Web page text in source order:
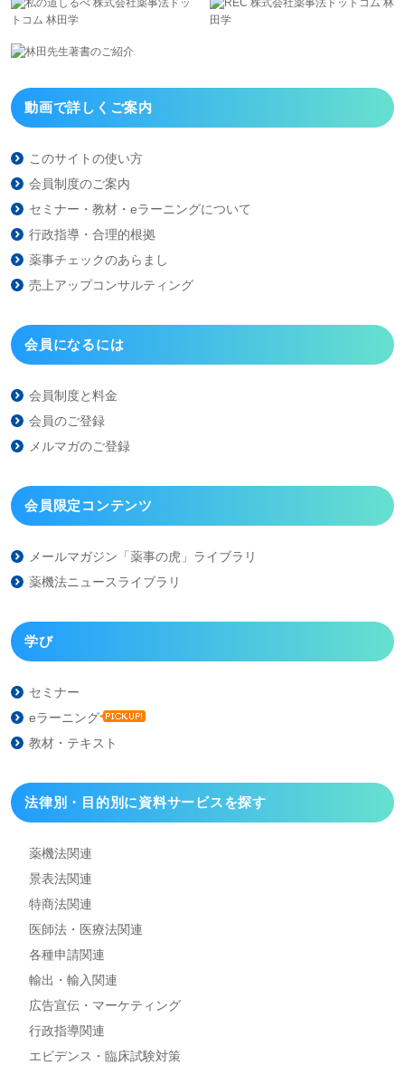
動画で詳しくご案内
このサイトの使い方
会員制度のご案内
セミナー・教材・eラーニングについて
行政指導・合理的根拠
薬事チェックのあらまし
売上アップコンサルティング
会員になるには
会員制度と料金
会員のご登録
メルマガのご登録
会員限定コンテンツ
メールマガジン「薬事の虎」 ライブラリ
薬機法ニュースライブラリ
学び
セミナー
eラーニング
教材・テキスト
法律別・目的別に資料サービスを探す
薬機法関連
景表法関連
特商法関連
医師法・医療法関連
各種申請関連
輸出・輸入関連
広告宣伝・マーケティング
行政指導関連
エビデンス・臨床試験対策